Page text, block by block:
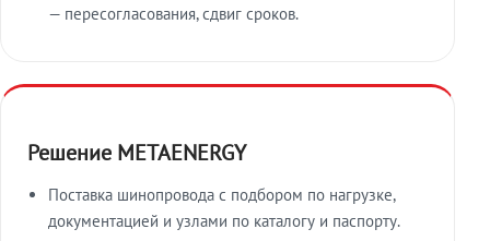
— пересогласования, сдвиг сроков.
Решение METAENERGY
Поставка шинопровода с подбором по нагрузке,
документацией и узлами по каталогу и паспорту.